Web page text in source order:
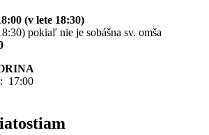
(v lete 18:30)
pokiaľ nie je sobášna sv. omša
17:00